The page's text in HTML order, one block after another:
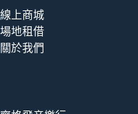
線上商城
場地租借
關於我們